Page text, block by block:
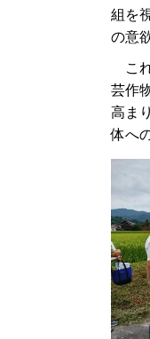
組を
の意
こ
芸作
高ま
体へ